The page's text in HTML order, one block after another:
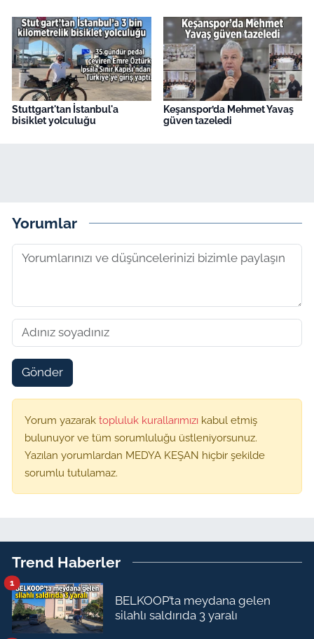
Stuttgart'tan İstanbul'a
bisiklet yolculuğu
Keşanspor’da Mehmet Yavaş
güven tazeledi
Yorumlar
Gönder
Yorum yazarak topluluk kurallarımızı kabul etmiş
bulunuyor ve tüm sorumluluğu üstleniyorsunuz.
Yazılan yorumlardan MEDYA KEŞAN hiçbir şekilde
sorumlu tutulamaz.
Trend Haberler
BELKOOP’ta meydana gelen
silahlı saldırıda 3 yaralı
1